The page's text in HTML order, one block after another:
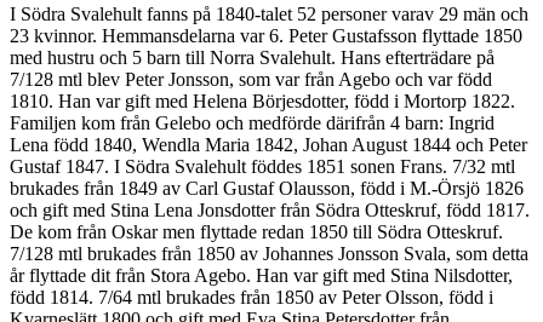
I Södra Svalehult fanns på 1840-talet 52 personer varav 29 män och
23 kvinnor. Hemmansdelarna var 6. Peter Gustafsson flyttade 1850
med hustru och 5 barn till Norra Svalehult. Hans efterträdare på
7/128 mtl blev Peter Jonsson, som var från Agebo och var född
1810. Han var gift med Helena Börjesdotter, född i Mortorp 1822.
Familjen kom från Gelebo och medförde därifrån 4 barn: Ingrid
Lena född 1840, Wendla Maria 1842, Johan August 1844 och Peter
Gustaf 1847. I Södra Svalehult föddes 1851 sonen Frans. 7/32 mtl
brukades från 1849 av Carl Gustaf Olausson, född i M.-Örsjö 1826
och gift med Stina Lena Jonsdotter från Södra Otteskruf, född 1817.
De kom från Oskar men flyttade redan 1850 till Södra Otteskruf.
7/128 mtl brukades från 1850 av Johannes Jonsson Svala, som detta
år flyttade dit från Stora Agebo. Han var gift med Stina Nilsdotter,
född 1814. 7/64 mtl brukades från 1850 av Peter Olsson, född i